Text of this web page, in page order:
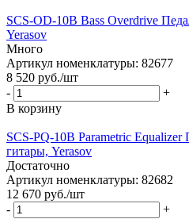
SCS-OD-10B Bass Overdrive
Yerasov
Много
Артикул номенклатуры: 82677
8 520 руб./шт
-
+
В корзину
SCS-PQ-10B Parametric Equalizer
гитары, Yerasov
Достаточно
Артикул номенклатуры: 82682
12 670 руб./шт
-
+